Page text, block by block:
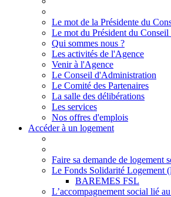
Le mot de la Présidente du
Le mot du Président du
Qui sommes nous ?
Les activités de l'Agence
Venir à l'Agence
Le Conseil d'Administration
Le Comité des Partenaires
La salle des délibérations
Les services
Nos offres d'emplois
Accéder à un logement
Faire sa demande de logement
Le Fonds Solidarité Logement
BAREMES FSL
L’accompagnement social lié